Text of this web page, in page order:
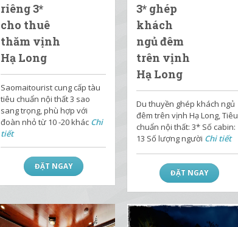
riêng 3*
cho thuê
thăm vịnh
Hạ Long
Saomaitourist cung cấp tàu
tiêu chuẩn nội thất 3 sao
sang trọng, phù hợp với
đoàn nhỏ từ 10 -20 khác Chi
tiết
ĐẶT NGAY
3* ghép
khách
ngủ đêm
trên vịnh
Hạ Long
Du thuyền ghép khách ngủ
đêm trên vịnh Hạ Long, Tiêu
chuẩn nội thất: 3* Số cabin:
13 Số lượng người Chi tiết
ĐẶT NGAY